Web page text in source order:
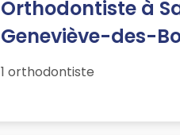
Orthodontiste à
Geneviève-des-
1 orthodontiste